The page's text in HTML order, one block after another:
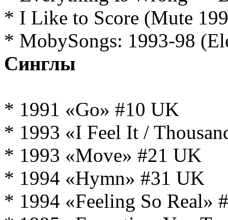
* I Like to Score (Mute
* MobySongs: 1993-98
Синглы
* 1991 «Go» #10 UK
* 1993 «I Feel It /
* 1993 «Move» #21 UK
* 1994 «Hymn» #31 UK
* 1994 «Feeling So Real»